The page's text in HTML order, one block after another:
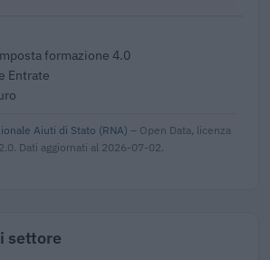
formazione 4.0
Entrate
Aiuti di Stato (RNA) – Open Data, licenza
Dati aggiornati al 2026-07-02.
settore